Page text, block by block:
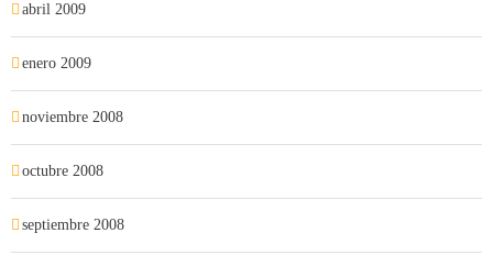
abril 2009
enero 2009
noviembre 2008
octubre 2008
septiembre 2008